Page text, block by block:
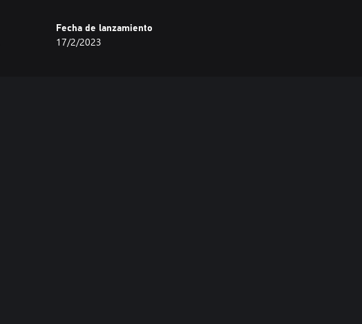
Fecha de lanzamiento
17/2/2023